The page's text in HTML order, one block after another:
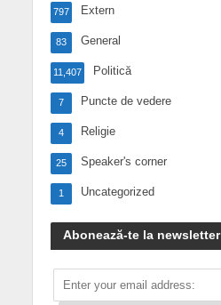
Extern
797
General
83
Politică
11,407
Puncte de vedere
7
Religie
4
Speaker's corner
25
Uncategorized
1
Abonează-te la newsletter